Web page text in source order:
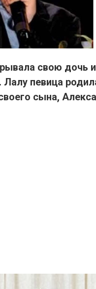
свою дочь
певица
сына,